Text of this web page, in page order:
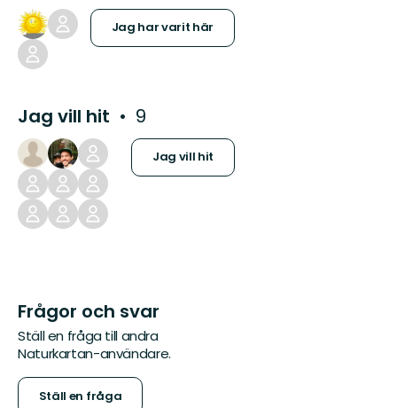
Jag har varit här
Jag vill hit 9
Jag vill hit
Frågor och svar
Ställ en fråga till andra
Naturkartan-användare.
Ställ en fråga